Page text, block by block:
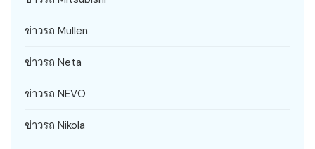
ข่าวรถ Mullen
ข่าวรถ Neta
ข่าวรถ NEVO
ข่าวรถ Nikola